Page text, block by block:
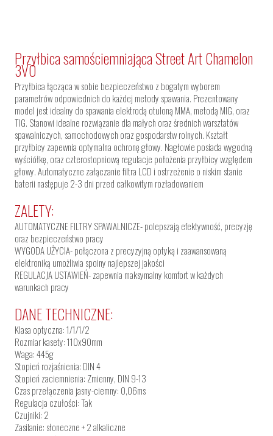
Przyłbica samościemniająca Street Art Chamelon
3VO
Przyłbica łącząca w sobie bezpieczeństwo z bogatym wyborem
parametrów odpowiednich do każdej metody spawania. Prezentowany
model jest idealny do spawania elektrodą otuloną MMA, metodą MIG, oraz
TIG. Stanowi idealne rozwiązanie dla małych oraz średnich warsztatów
spawalniczych, samochodowych oraz gospodarstw rolnych. Kształt
przyłbicy zapewnia optymalna ochronę głowy. Nagłowie posiada wygodną
wyściółkę, oraz czterostopniową regulacje położenia przyłbicy względem
głowy. Automatyczne załączanie filtra LCD i ostrzeżenie o niskim stanie
baterii następuje 2-3 dni przed całkowitym rozładowaniem
ZALETY:
AUTOMATYCZNE FILTRY SPAWALNICZE- polepszają efektywność, precyzję
oraz bezpieczeństwo pracy
WYGODA UŻYCIA- połączona z precyzyjną optyką i zaawansowaną
elektroniką umożliwia spoiny najlepszej jakości
REGULACJA USTAWIEŃ- zapewnia maksymalny komfort w każdych
warunkach pracy
DANE TECHNICZNE:
Klasa optyczna: 1/1/1/2
Rozmiar kasety: 110x90mm
Waga: 445g
Stopień rozjaśnienia: DIN 4
Stopień zaciemnienia: Zmienny, DIN 9-13
Czas przełączenia jasny-ciemny: 0,06ms
Regulacja czułości: Tak
Czujniki: 2
Zasilanie: słoneczne + 2 alkaliczne